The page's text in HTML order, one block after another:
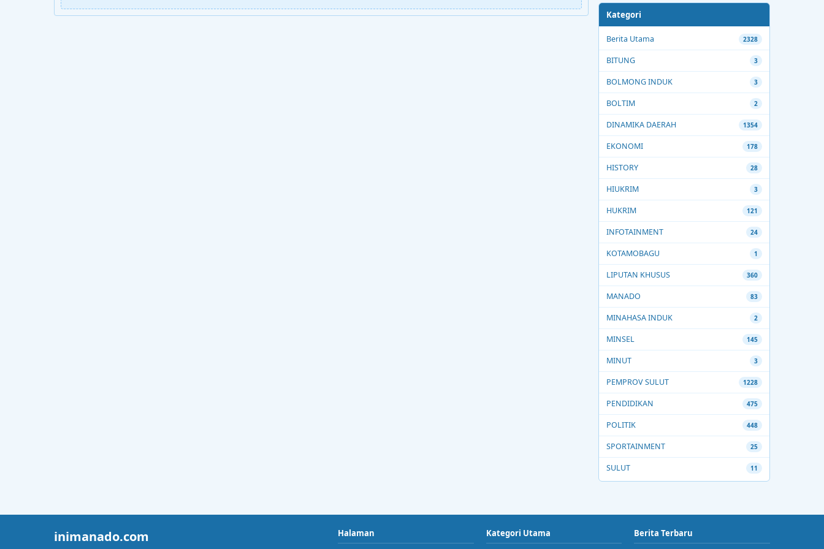
Kategori
Berita Utama 2328
BITUNG 3
BOLMONG INDUK 3
BOLTIM 2
DINAMIKA DAERAH 1354
EKONOMI 178
HISTORY 28
HIUKRIM 3
HUKRIM 121
INFOTAINMENT 24
KOTAMOBAGU 1
LIPUTAN KHUSUS 360
MANADO 83
MINAHASA INDUK 2
MINSEL 145
MINUT 3
PEMPROV SULUT 1228
PENDIDIKAN 475
POLITIK 448
SPORTAINMENT 25
SULUT 11
inimanado.com Halaman Kategori Utama Berita Terbaru